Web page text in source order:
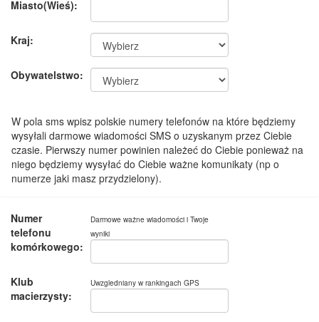
Miasto(Wieś):
Kraj:
Obywatelstwo:
W pola sms wpisz polskie numery telefonów na które będziemy
wysyłali darmowe wiadomości SMS o uzyskanym przez Ciebie
czasie. Pierwszy numer powinien należeć do Ciebie ponieważ na
niego będziemy wysyłać do Ciebie ważne komunikaty (np o
numerze jaki masz przydzielony).
Numer
telefonu
komórkowego:
Darmowe ważne wiadomości i Twoje
wyniki
Klub
macierzysty:
Uwzgledniany w rankingach GPS